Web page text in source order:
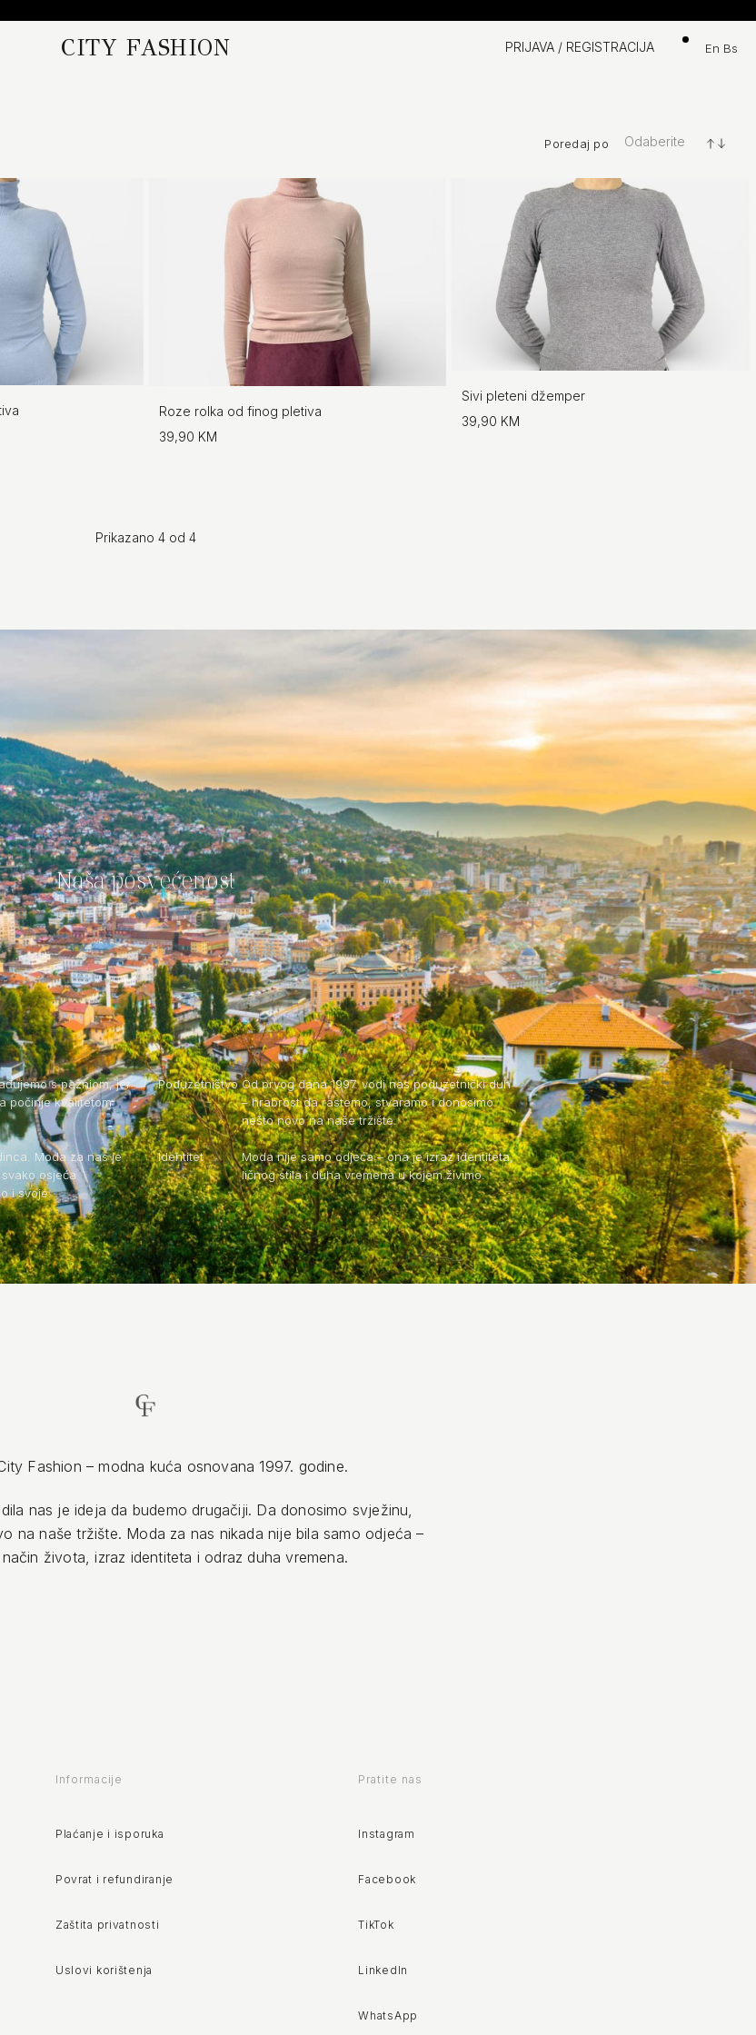
CITY FASHION PRIJAVA / REGISTRACIJA Košarica
en bs
Poredaj po Odaberite
+/-
Roze rolka od finog pletiva
39,90 KM
Sivi pleteni džemper
39,90 KM
Prikazano 4 od 4
Naša posvećenost
s pažnjom, jer
počinje kvalitetom
Poduzetništvo Od prvog dana 1997. vodi nas poduzetnički duh
– hrabrost da rastemo, stvaramo i donosimo
nešto novo na naše tržište.
Moda za nas je
osjeća
i svoje.
Identitet
Moda nije samo odjeća – ona je izraz identiteta,
ličnog stila i duha vremena u kojem živimo.
Fashion – modna kuća osnovana 1997. godine.
nas je ideja da budemo drugačiji. Da donosimo svježinu,
na naše tržište. Moda za nas nikada nije bila samo odjeća –
života, izraz identiteta i odraz duha vremena.
Informacije
Plaćanje i isporuka
Povrat i refundiranje
Zaštita privatnosti
Uslovi korištenja
Pratite nas
Instagram
Facebook
TikTok
LinkedIn
WhatsApp